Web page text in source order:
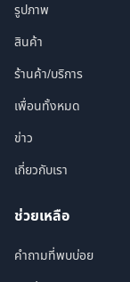
รูปภาพ
สินค้า
ร้านค้า/บริการ
เพื่อนทั้งหมด
ข่าว
เกี่ยวกับเรา
ช่วยเหลือ
คำถามที่พบบ่อย